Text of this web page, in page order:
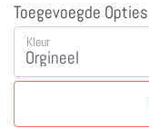
Toegevoegde Opties
Kleur